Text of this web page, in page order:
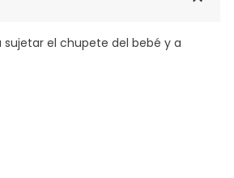
sujetar el chupete del bebé y a